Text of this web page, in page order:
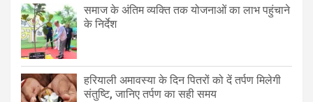
समाज के अंतिम व्यक्ति तक योजनाओं का लाभ पहुंचाने
के निर्देश
हरियाली अमावस्या के दिन पितरों को दें तर्पण मिलेगी
संतुष्टि, जानिए तर्पण का सही समय